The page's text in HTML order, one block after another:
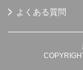
よくある質問